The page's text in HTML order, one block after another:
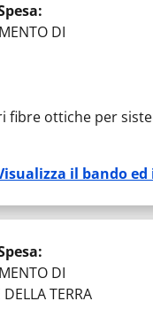
:
DI
fibre ottiche per
il bando
:
DI
DELLA TERRA